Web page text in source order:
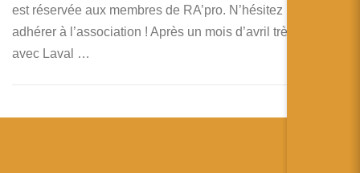
est réservée aux membres de RA’pro. N’hésitez pas à
adhérer à l’association ! Après un mois d’avril très intense
avec Laval …